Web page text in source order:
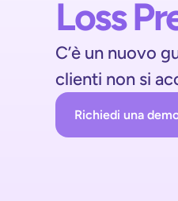
Loss
C’è un nuovo
clienti non si
Richiedi una